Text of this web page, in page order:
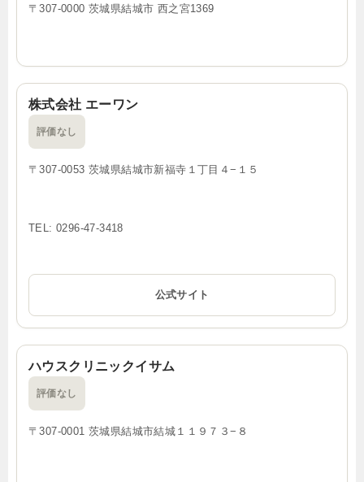
〒307-0000 茨城県結城市 西之宮1369
株式会社 エーワン
評価なし
〒307-0053 茨城県結城市新福寺１丁目４−１５
TEL: 0296-47-3418
公式サイト
ハウスクリニックイサム
評価なし
〒307-0001 茨城県結城市結城１１９７３−８